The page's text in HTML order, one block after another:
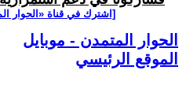
[اشترك في قناة ‫«الحوار
الحوار المتمدن - موبايل
الموقع الرئيسي